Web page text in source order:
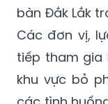
bàn Đắk Lắk
Các đơn vị,
tiếp tham gia
khu vực bỏ